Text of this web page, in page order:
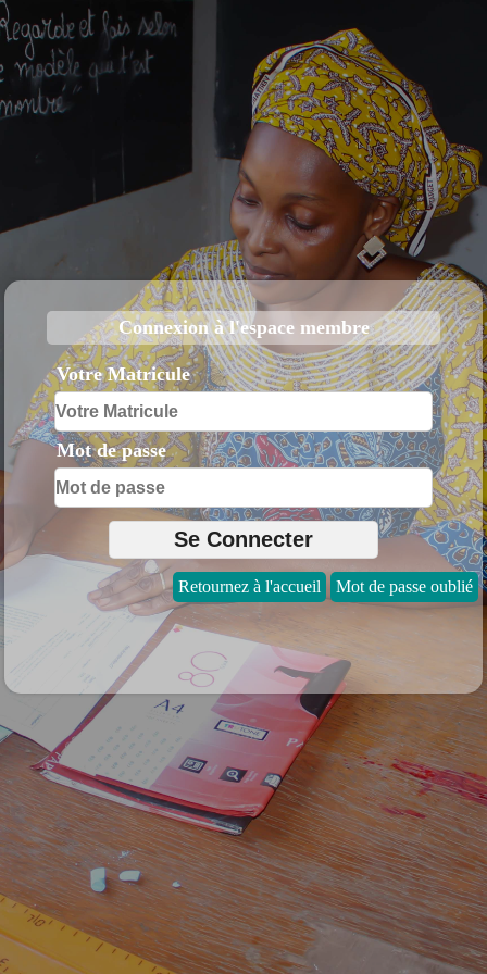
Connexion à l'espace membre
Votre Matricule
Mot de passe
Mot de passe oublié
Retournez à l'accueil